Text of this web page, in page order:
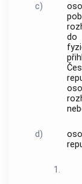
c)
do
d)
1.